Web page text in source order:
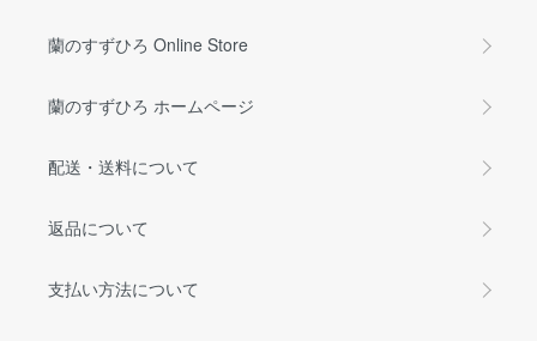
蘭のすずひろ Online Store
蘭のすずひろ ホームページ
配送・送料について
返品について
支払い方法について